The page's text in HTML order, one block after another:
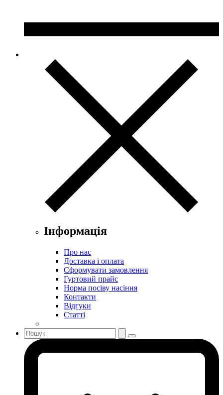
Інформація
Про нас
Доставка і оплата
Сформувати замовлення
Гуртовий прайс
Норма посіву насіння
Контакти
Відгуки
Статті